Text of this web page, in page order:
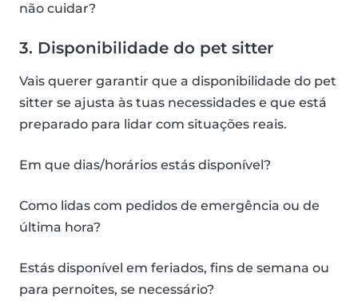
não cuidar?
3. Disponibilidade do pet sitter
Vais querer garantir que a disponibilidade do pet
sitter se ajusta às tuas necessidades e que está
preparado para lidar com situações reais.
Em que dias/horários estás disponível?
Como lidas com pedidos de emergência ou de
última hora?
Estás disponível em feriados, fins de semana ou
para pernoites, se necessário?